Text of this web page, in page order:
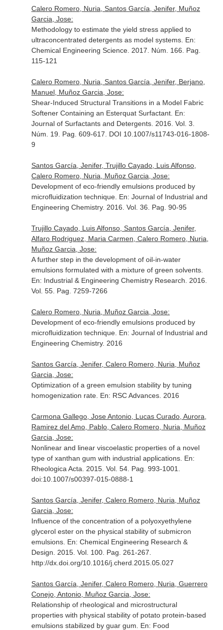
Calero Romero, Nuria, Santos García, Jenifer, Muñoz
Garcia, Jose:
Methodology to estimate the yield stress applied to
ultraconcentrated detergents as model systems. En:
Chemical Engineering Science. 2017. Núm. 166. Pag.
115-121
Calero Romero, Nuria, Santos García, Jenifer, Berjano,
Manuel, Muñoz Garcia, Jose:
Shear-Induced Structural Transitions in a Model Fabric
Softener Containing an Esterquat Surfactant. En:
Journal of Surfactants and Detergents. 2016. Vol. 3.
Núm. 19. Pag. 609-617. DOI 10.1007/s11743-016-1808-
9
Santos García, Jenifer, Trujillo Cayado, Luis Alfonso,
Calero Romero, Nuria, Muñoz Garcia, Jose:
Development of eco-friendly emulsions produced by
microfluidization technique. En: Journal of Industrial and
Engineering Chemistry. 2016. Vol. 36. Pag. 90-95
Trujillo Cayado, Luis Alfonso, Santos García, Jenifer,
Alfaro Rodriguez, Maria Carmen, Calero Romero, Nuria,
Muñoz Garcia, Jose:
A further step in the development of oil-in-water
emulsions formulated with a mixture of green solvents.
En: Industrial & Engineering Chemistry Research . 2016.
Vol. 55. Pag. 7259-7266
Calero Romero, Nuria, Muñoz Garcia, Jose:
Development of eco-friendly emulsions produced by
microfluidization technique. En: Journal of Industrial and
Engineering Chemistry. 2016
Santos García, Jenifer, Calero Romero, Nuria, Muñoz
Garcia, Jose:
Optimization of a green emulsion stability by tuning
homogenization rate. En: RSC Advances. 2016
Carmona Gallego, Jose Antonio, Lucas Curado, Aurora,
Ramirez del Amo, Pablo, Calero Romero, Nuria, Muñoz
Garcia, Jose:
Nonlinear and linear viscoelastic properties of a novel
type of xanthan gum with industrial applications. En:
Rheologica Acta . 2015. Vol. 54. Pag. 993-1001.
doi:10.1007/s00397-015-0888-1
Santos García, Jenifer, Calero Romero, Nuria, Muñoz
Garcia, Jose:
Influence of the concentration of a polyoxyethylene
glycerol ester on the physical stability of submicron
emulsions. En: Chemical Engineering Research &
Design . 2015. Vol. 100. Pag. 261-267.
http://dx.doi.org/10.1016/j.cherd.2015.05.027
Santos García, Jenifer, Calero Romero, Nuria, Guerrero
Conejo, Antonio, Muñoz Garcia, Jose:
Relationship of rheological and microstructural
properties with physical stability of potato protein-based
emulsions stabilized by guar gum. En: Food